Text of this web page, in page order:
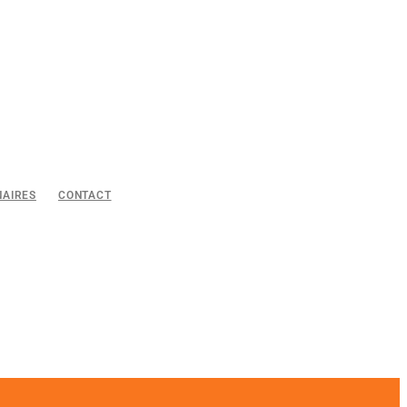
CONTACT